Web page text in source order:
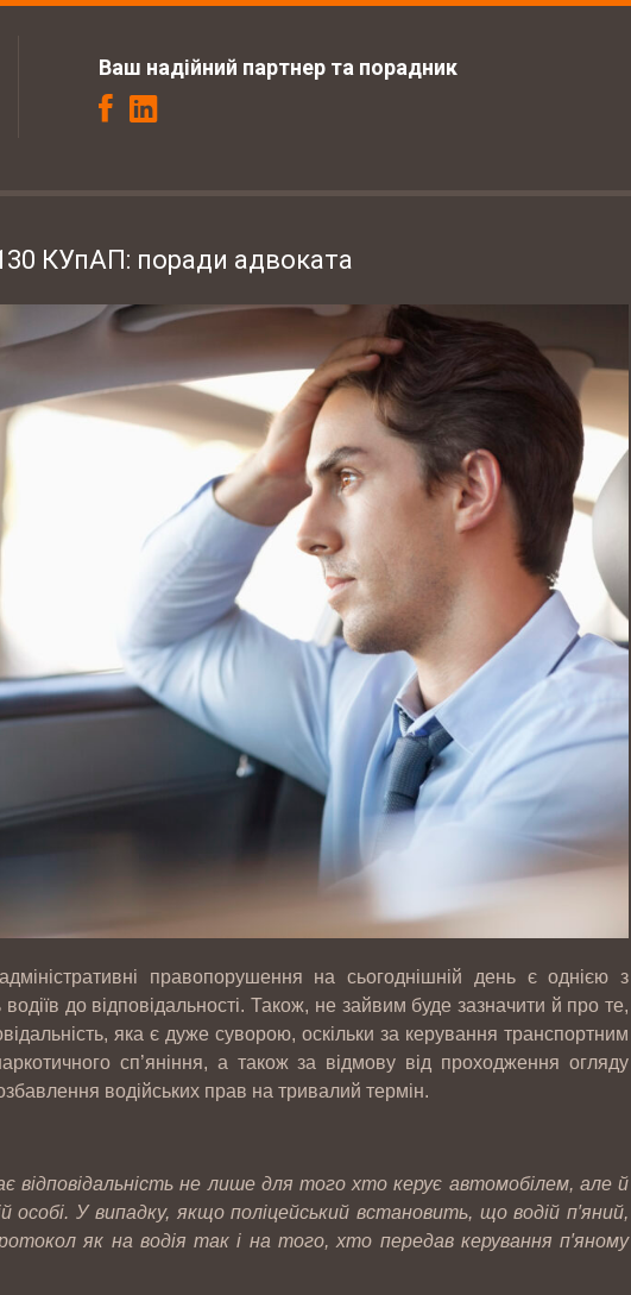
Ваш надійний партнер та порадник
КУпАП: поради адвоката
правопорушення на сьогоднішній день є однією з
до відповідальності. Також, не зайвим буде зазначити й про те,
яка є дуже суворою, оскільки за керування транспортним
сп’яніння, а також за відмову від проходження огляду
водійських прав на тривалий термін.
відповідальність не лише для того хто керує автомобілем, але й
У випадку, якщо поліцейський встановить, що водій п′яний,
як на водія так і на того, хто передав керування п′яному